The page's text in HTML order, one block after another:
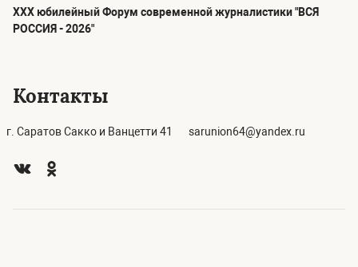
ХХХ юбилейный Форум современной журналистики "ВСЯ
РОССИЯ - 2026"
Контакты
г. Саратов Сакко и Ванцетти 41 sarunion64@yandex.ru